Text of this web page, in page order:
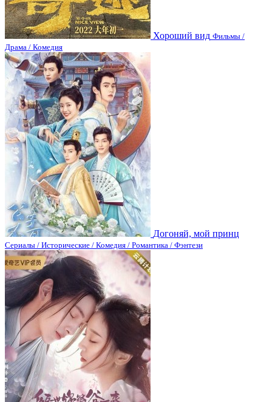
Хороший вид Фильмы /
Драма / Комедия
Догоняй, мой принц
Сериалы / Исторические / Комедия / Романтика / Фэнтези